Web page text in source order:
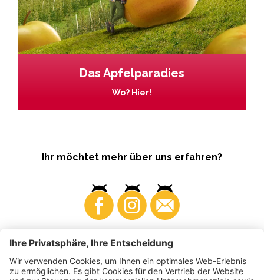
Das Apfelparadies
Wo? Hier!
Ihr möchtet mehr über uns erfahren?
Business Produzenten